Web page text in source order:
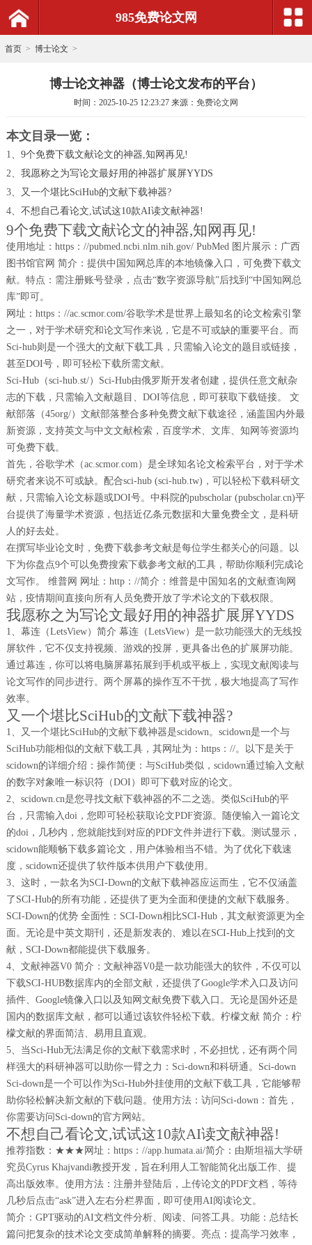
985免费论文网
首页 > 博士论文 >
博士论文神器（博士论文发布的平台）
时间： 2025-10-25 12:23:27 来源： 免费论文网
本文目录一览：
1、 9个免费下载文献论文的神器,知网再见!
2、 我愿称之为写论文最好用的神器扩展屏YYDS
3、
又一个堪比SciHub的文献下载神器?
4、 不想自己看论文,试试这10款AI读文献神器!
9个免费下载文献论文的神器,知网再见!
使用地址：https：//pubmed.ncbi.nlm.nih.gov/ PubMed 图片展示：广西
图书馆官网 简介：提供中国知网总库的本地镜像入口，可免费下载文
献。特点：需注册账号登录，点击“数字资源导航”后找到“中国知网总
库”即可。
网址：https：//ac.scmor.com/谷歌学术是世界上最知名的论文检索引擎
之一，对于学术研究和论文写作来说，它是不可或缺的重要平台。而
Sci-hub则是一个强大的文献下载工具，只需输入论文的题目或链接，
甚至DOI号，即可轻松下载所需文献。
Sci-Hub（sci-hub.st/）Sci-Hub由俄罗斯开发者创建，提供任意文献杂
志的下载，只需输入文献题目、DOI等信息，即可获取下载链接。 文
献部落（45org/）文献部落整合多种免费文献下载途径，涵盖国内外最
新资源，支持英文与中文文献检索，百度学术、文库、知网等资源均
可免费下载。
首先，谷歌学术（ac.scmor.com）是全球知名论文检索平台，对于学术
研究者来说不可或缺。配合sci-hub (sci-hub.tw)，可以轻松下载科研文
献，只需输入论文标题或DOI号。中科院的pubscholar (pubscholar.cn)平
台提供了海量学术资源，包括近亿条元数据和大量免费全文，是科研
人的好去处。
在撰写毕业论文时，免费下载参考文献是每位学生都关心的问题。以
下为你盘点9个可以免费搜索下载参考文献的工具，帮助你顺利完成论
文写作。 维普网 网址：http：//简介：维普是中国知名的文献查询网
站，疫情期间直接向所有人员免费开放了学术论文的下载权限。
我愿称之为写论文最好用的神器扩展屏YYDS
1、幕连（LetsView）简介 幕连（LetsView）是一款功能强大的无线投
屏软件，它不仅支持视频、游戏的投屏，更具备出色的扩展屏功能。
通过幕连，你可以将电脑屏幕拓展到手机或平板上，实现文献阅读与
论文写作的同步进行。两个屏幕的操作互不干扰，极大地提高了写作
效率。
又一个堪比SciHub的文献下载神器?
1、又一个堪比SciHub的文献下载神器是scidown。scidown是一个与
SciHub功能相似的文献下载工具，其网址为：https：//。以下是关于
scidown的详细介绍：操作简便：与SciHub类似，scidown通过输入文献
的数字对象唯一标识符（DOI）即可下载对应的论文。
2、scidown.cn是您寻找文献下载神器的不二之选。类似SciHub的平
台，只需输入doi，您即可轻松获取论文PDF资源。随便输入一篇论文
的doi，几秒内，您就能找到对应的PDF文件并进行下载。测试显示，
scidown能顺畅下载多篇论文，用户体验相当不错。为了优化下载速
度，scidown还提供了软件版本供用户下载使用。
3、这时，一款名为SCI-Down的文献下载神器应运而生，它不仅涵盖
了SCI-Hub的所有功能，还提供了更为全面和便捷的文献下载服务。
SCI-Down的优势 全面性：SCI-Down相比SCI-Hub，其文献资源更为全
面。无论是中英文期刊，还是新发表的、难以在SCI-Hub上找到的文
献，SCI-Down都能提供下载服务。
4、文献神器V0 简介：文献神器V0是一款功能强大的软件，不仅可以
下载SCI-HUB数据库内的全部文献，还提供了Google学术入口及访问
插件、Google镜像入口以及知网文献免费下载入口。无论是国外还是
国内的数据库文献，都可以通过该软件轻松下载。柠檬文献 简介：柠
檬文献的界面简洁、易用且直观。
5、当Sci-Hub无法满足你的文献下载需求时，不必担忧，还有两个同
样强大的科研神器可以助你一臂之力：Sci-down和科研通。Sci-down
Sci-down是一个可以作为Sci-Hub外挂使用的文献下载工具，它能够帮
助你轻松解决新文献的下载问题。使用方法：访问Sci-down：首先，
你需要访问Sci-down的官方网站。
不想自己看论文,试试这10款AI读文献神器!
推荐指数：★★★网址：https：//app.humata.ai/简介：由斯坦福大学研
究员Cyrus Khajvandi教授开发，旨在利用人工智能简化出版工作、提
高出版效率。使用方法：注册并登陆后，上传论文的PDF文档，等待
几秒后点击“ask”进入左右分栏界面，即可使用AI阅读论文。
简介：GPT驱动的AI文档文件分析、阅读、问答工具。功能：总结长
篇问把复杂的技术论文变成简单解释的摘要。亮点：提高学习效率，